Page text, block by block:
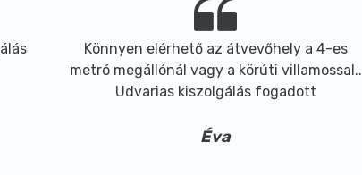
Könnyen elérhető az átvevőhely a 4-es
metró megállónál vagy a körúti villamossal..
Udvarias kiszolgálás fogadott
Éva